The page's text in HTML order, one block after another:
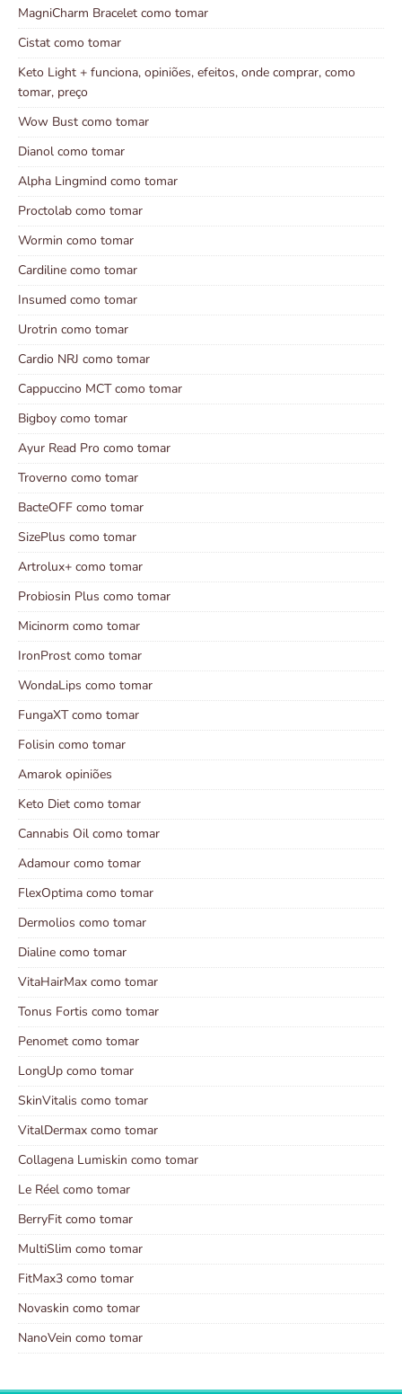
MagniCharm Bracelet como tomar
Cistat como tomar
Keto Light + funciona, opiniões, efeitos, onde comprar, como
tomar, preço
Wow Bust como tomar
Dianol como tomar
Alpha Lingmind como tomar
Proctolab como tomar
Wormin como tomar
Cardiline como tomar
Insumed como tomar
Urotrin como tomar
Cardio NRJ como tomar
Cappuccino MCT como tomar
Bigboy como tomar
Ayur Read Pro como tomar
Troverno como tomar
BacteOFF como tomar
SizePlus como tomar
Artrolux+ como tomar
Probiosin Plus como tomar
Micinorm como tomar
IronProst como tomar
WondaLips como tomar
FungaXT como tomar
Folisin como tomar
Amarok opiniões
Keto Diet como tomar
Cannabis Oil como tomar
Adamour como tomar
FlexOptima como tomar
Dermolios como tomar
Dialine como tomar
VitaHairMax como tomar
Tonus Fortis como tomar
Penomet como tomar
LongUp como tomar
SkinVitalis como tomar
VitalDermax como tomar
Collagena Lumiskin como tomar
Le Réel como tomar
BerryFit como tomar
MultiSlim como tomar
FitMax3 como tomar
Novaskin como tomar
NanoVein como tomar